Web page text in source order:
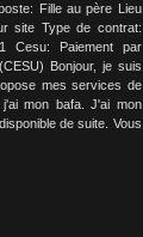
Fille au père Lieu
site Type de contrat:
Cesu: Paiement par
Bonjour, je suis
mes services de
mon bafa. J'ai mon
de suite. Vous